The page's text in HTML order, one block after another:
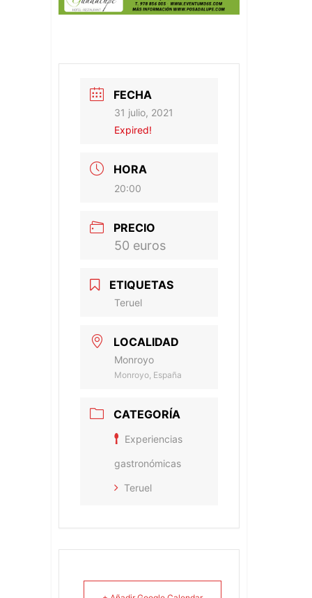
FECHA
31 julio, 2021
Expired!
HORA
20:00
PRECIO
50 euros
ETIQUETAS
Teruel
LOCALIDAD
Monroyo
Monroyo, España
CATEGORÍA
Experiencias
gastronómicas
Teruel